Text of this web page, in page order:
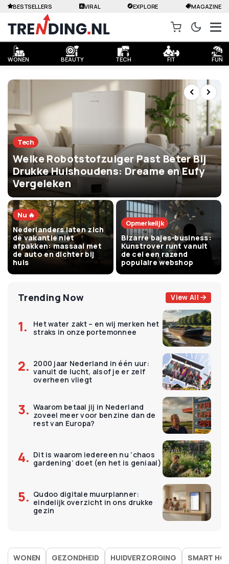
WONEN BEAUTY TECH FIT FUN
BESTSELLERS VIRAL EXPLORE MAGAZINE
Tech
Welke Robotstofzuiger Past Beter Bij
Drukke Huishoudens: Dreame en Eufy
Vergeleken
Nu 🔥
Nederlanders laten zich
de vakantie niet
afpakken: massaal met
de auto en dichter bij
huis
Opmerkelijk
Bizarre bajes-business:
Kunstrover runt vanuit
de cel een razend
populaire webshop
Trending Now View All
Het water zakt – en wij merken het
straks in onze portemonnee
2000 jaar Nederland in één uur:
vanuit de lucht, alsof je er zelf
overheen vliegt
Waarom betaal jij in Nederland
zoveel meer voor benzine dan de
rest van Europa?
Dit is waarom iedereen nu ‘chaos
gardening’ doet (en het is geniaal)
Qudoo digitale muurplanner:
eindelijk overzicht in ons drukke
gezin
WONEN GEZONDHEID HUIDVERZORGING SMART